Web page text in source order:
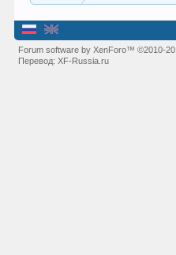
Forum software by XenForo™©2010-
Перевод:XF-Russia.ru